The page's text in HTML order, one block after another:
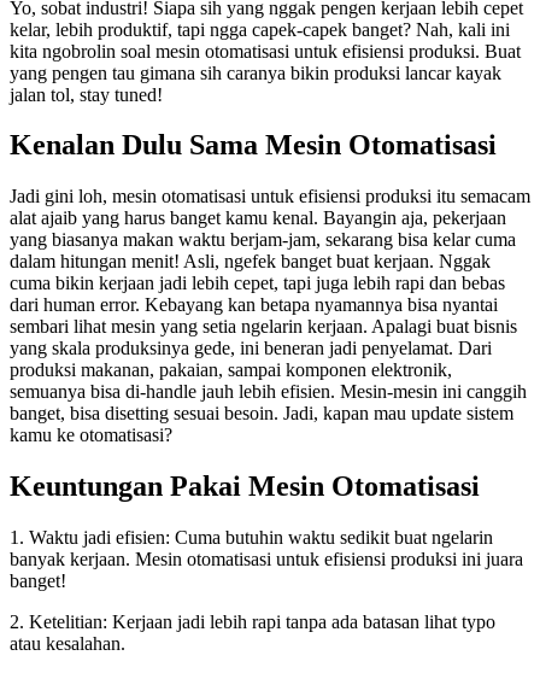
Yo, sobat industri! Siapa sih yang nggak pengen kerjaan lebih cepet
kelar, lebih produktif, tapi ngga capek-capek banget? Nah, kali ini
kita ngobrolin soal mesin otomatisasi untuk efisiensi produksi. Buat
yang pengen tau gimana sih caranya bikin produksi lancar kayak
jalan tol, stay tuned!
Kenalan Dulu Sama Mesin Otomatisasi
Jadi gini loh, mesin otomatisasi untuk efisiensi produksi itu semacam
alat ajaib yang harus banget kamu kenal. Bayangin aja, pekerjaan
yang biasanya makan waktu berjam-jam, sekarang bisa kelar cuma
dalam hitungan menit! Asli, ngefek banget buat kerjaan. Nggak
cuma bikin kerjaan jadi lebih cepet, tapi juga lebih rapi dan bebas
dari human error. Kebayang kan betapa nyamannya bisa nyantai
sembari lihat mesin yang setia ngelarin kerjaan. Apalagi buat bisnis
yang skala produksinya gede, ini beneran jadi penyelamat. Dari
produksi makanan, pakaian, sampai komponen elektronik,
semuanya bisa di-handle jauh lebih efisien. Mesin-mesin ini canggih
banget, bisa disetting sesuai besoin. Jadi, kapan mau update sistem
kamu ke otomatisasi?
Keuntungan Pakai Mesin Otomatisasi
1. Waktu jadi efisien: Cuma butuhin waktu sedikit buat ngelarin
banyak kerjaan. Mesin otomatisasi untuk efisiensi produksi ini juara
banget!
2. Ketelitian: Kerjaan jadi lebih rapi tanpa ada batasan lihat typo
atau kesalahan.